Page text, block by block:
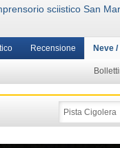
sciistico San
Recensione Neve